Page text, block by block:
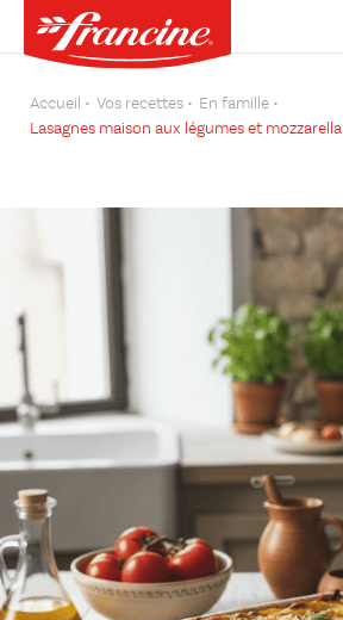
Accueil Vos recettes
En famille
Lasagnes maison aux légumes et mozzarella